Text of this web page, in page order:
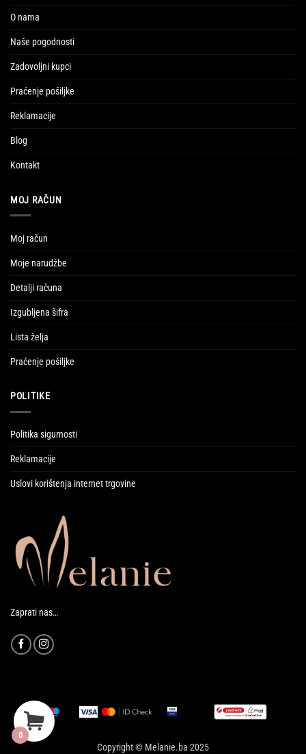
O nama
Naše pogodnosti
Zadovoljni kupci
Praćenje pošiljke
Reklamacije
Blog
Kontakt
MOJ RAČUN
Moj račun
Moje narudžbe
Detalji računa
Izgubljena šifra
Lista želja
Praćenje pošiljke
POLITIKE
Politika sigurnosti
Reklamacije
Uslovi korištenja internet trgovine
Zaprati nas…
Copyright © Melanie.ba 2025
0